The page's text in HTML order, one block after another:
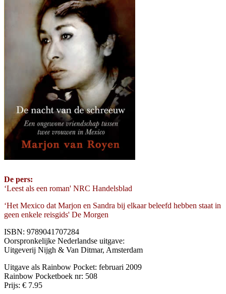
De pers:
‘Leest als een roman' NRC Handelsblad
‘Het Mexico dat Marjon en Sandra bij elkaar beleefd hebben staat in
geen enkele reisgids' De Morgen
ISBN: 9789041707284
Oorspronkelijke Nederlandse uitgave:
Uitgeverij Nijgh & Van Ditmar, Amsterdam
Uitgave als Rainbow Pocket: februari 2009
Rainbow Pocketboek nr: 508
Prijs: € 7.95